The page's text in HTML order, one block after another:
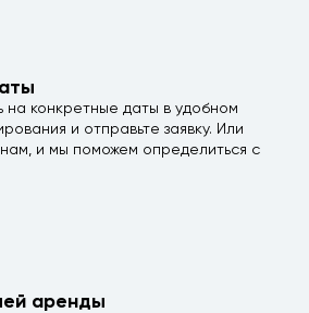
на конкретные даты в удобном
и отправьте заявку. Или
и мы поможем определиться с
аренды